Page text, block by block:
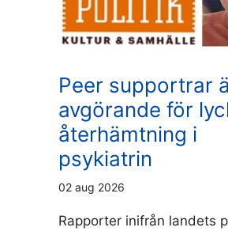
Peer supportrar
avgörande för
återhämtning i
psykiatrin
02 aug 2026
Rapporter inifrån landets